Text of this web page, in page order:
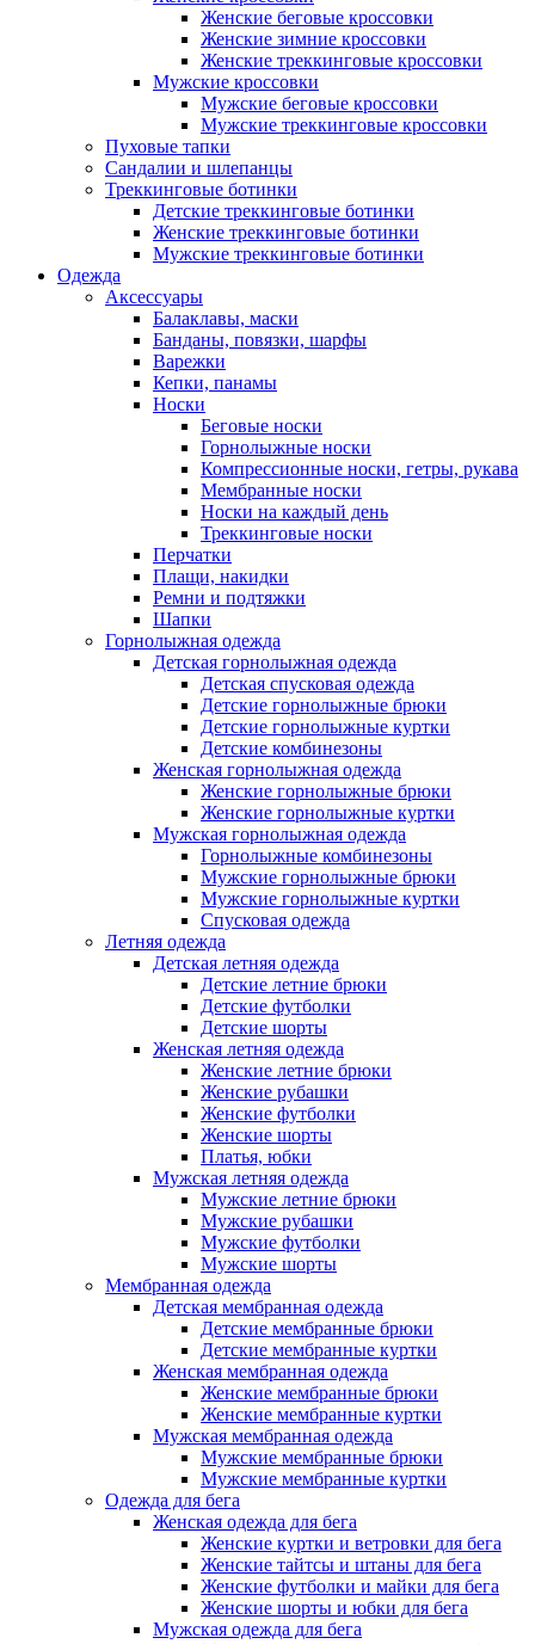
Женские беговые кроссовки
Женские зимние кроссовки
Женские треккинговые кроссовки
Мужские кроссовки
Мужские беговые кроссовки
Мужские треккинговые кроссовки
Пуховые тапки
Сандалии и шлепанцы
Треккинговые ботинки
Детские треккинговые ботинки
Женские треккинговые ботинки
Мужские треккинговые ботинки
Одежда
Аксессуары
Балаклавы, маски
Банданы, повязки, шарфы
Варежки
Кепки, панамы
Носки
Беговые носки
Горнолыжные носки
Компрессионные носки, гетры, рукава
Мембранные носки
Носки на каждый день
Треккинговые носки
Перчатки
Плащи, накидки
Ремни и подтяжки
Шапки
Горнолыжная одежда
Детская горнолыжная одежда
Детская спусковая одежда
Детские горнолыжные брюки
Детские горнолыжные куртки
Детские комбинезоны
Женская горнолыжная одежда
Женские горнолыжные брюки
Женские горнолыжные куртки
Мужская горнолыжная одежда
Горнолыжные комбинезоны
Мужские горнолыжные брюки
Мужские горнолыжные куртки
Спусковая одежда
Летняя одежда
Детская летняя одежда
Детские летние брюки
Детские футболки
Детские шорты
Женская летняя одежда
Женские летние брюки
Женские рубашки
Женские футболки
Женские шорты
Платья, юбки
Мужская летняя одежда
Мужские летние брюки
Мужские рубашки
Мужские футболки
Мужские шорты
Мембранная одежда
Детская мембранная одежда
Детские мембранные брюки
Детские мембранные куртки
Женская мембранная одежда
Женские мембранные брюки
Женские мембранные куртки
Мужская мембранная одежда
Мужские мембранные брюки
Мужские мембранные куртки
Одежда для бега
Женская одежда для бега
Женские куртки и ветровки для бега
Женские тайтсы и штаны для бега
Женские футболки и майки для бега
Женские шорты и юбки для бега
Мужская одежда для бега